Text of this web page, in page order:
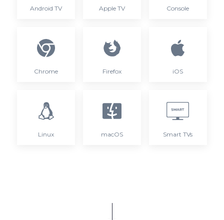
Android TV Apple TV Console
Chrome Firefox iOS
Linux macOS Smart TVs